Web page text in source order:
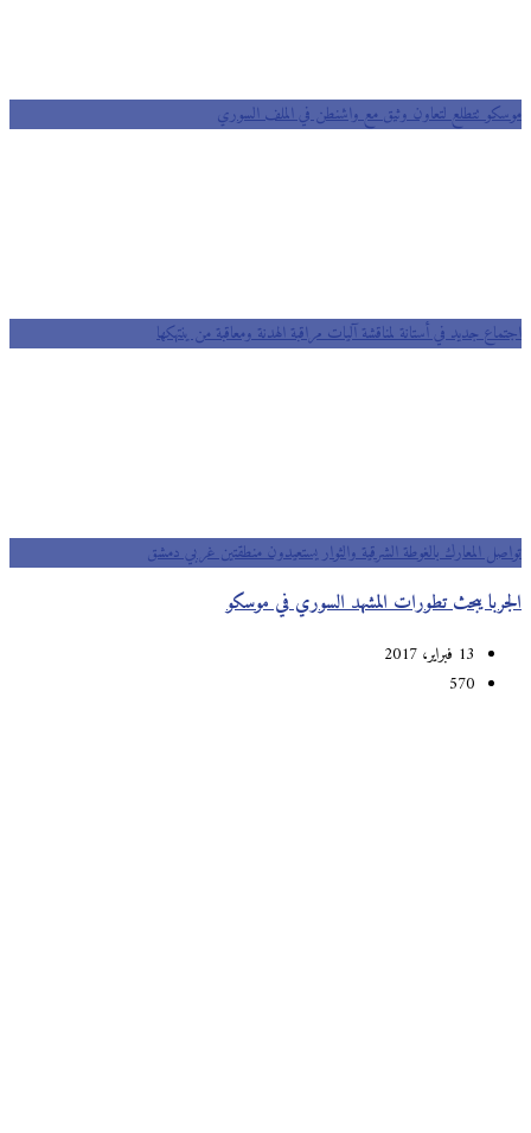
موسكو تتطلع لتعاون وثيق مع واشنطن في الملف السوري
اجتماع جديد في أستانة لمناقشة آليات مراقبة الهدنة ومعاقبة من ينتهكها
تواصل المعارك بالغوطة الشرقية والثوار يستعيدون منطقتين غربي دمشق
الجربا يبحث تطورات المشهد السوري في موسكو
13 فبراير، 2017
570